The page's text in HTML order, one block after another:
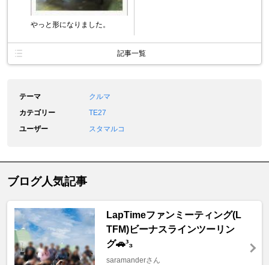
やっと形になりました。
記事一覧
テーマ
クルマ
カテゴリー
TE27
ユーザー
スタマルコ
ブログ人気記事
LapTimeファンミーティング(L
TFM)ビーナスラインツーリン
グ🚗³₃
saramanderさん